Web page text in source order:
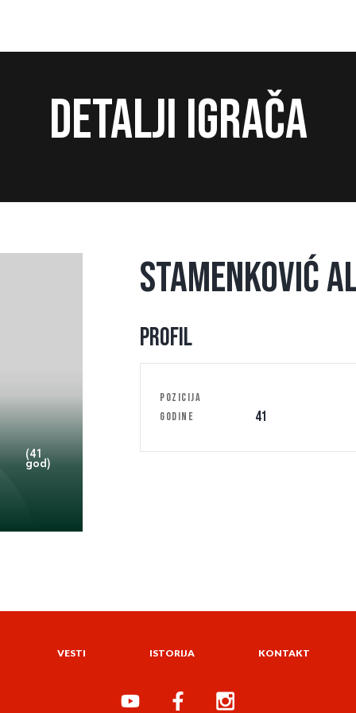
Detalji igrača
(41
god)
Stamenković
Profil
POZICIJA
GODINE
41
VESTI ISTORIJA KONTAKT